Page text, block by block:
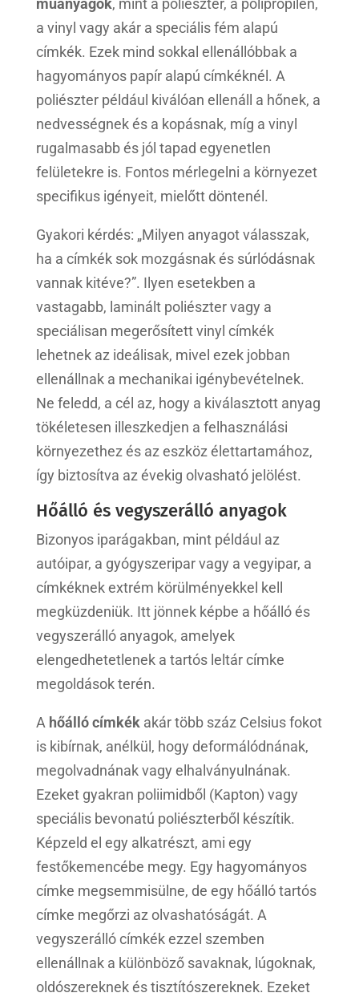
a vinyl vagy akár a speciális fém alapú
címkék. Ezek mind sokkal ellenállóbbak a
hagyományos papír alapú címkéknél. A
poliészter például kiválóan ellenáll a hőnek, a
nedvességnek és a kopásnak, míg a vinyl
rugalmasabb és jól tapad egyenetlen
felületekre is. Fontos mérlegelni a környezet
specifikus igényeit, mielőtt döntenél.
Gyakori kérdés: „Milyen anyagot válasszak,
ha a címkék sok mozgásnak és súrlódásnak
vannak kitéve?”. Ilyen esetekben a
vastagabb, laminált poliészter vagy a
speciálisan megerősített vinyl címkék
lehetnek az ideálisak, mivel ezek jobban
ellenállnak a mechanikai igénybevételnek.
Ne feledd, a cél az, hogy a kiválasztott anyag
tökéletesen illeszkedjen a felhasználási
környezethez és az eszköz élettartamához,
így biztosítva az évekig olvasható jelölést.
Hőálló és vegyszerálló anyagok
Bizonyos iparágakban, mint például az
autóipar, a gyógyszeripar vagy a vegyipar, a
címkéknek extrém körülményekkel kell
megküzdeniük. Itt jönnek képbe a hőálló és
vegyszerálló anyagok, amelyek
elengedhetetlenek a tartós leltár címke
megoldások terén.
A hőálló címkékakár több száz Celsius fokot
is kibírnak, anélkül, hogy deformálódnának,
megolvadnának vagy elhalványulnának.
Ezeket gyakran poliimidből (Kapton) vagy
speciális bevonatú poliészterből készítik.
Képzeld el egy alkatrészt, ami egy
festőkemencébe megy. Egy hagyományos
címke megsemmisülne, de egy hőálló tartós
címke megőrzi az olvashatóságát. A
vegyszerálló címkék ezzel szemben
ellenállnak a különböző savaknak, lúgoknak,
oldószereknek és tisztítószereknek. Ezeket